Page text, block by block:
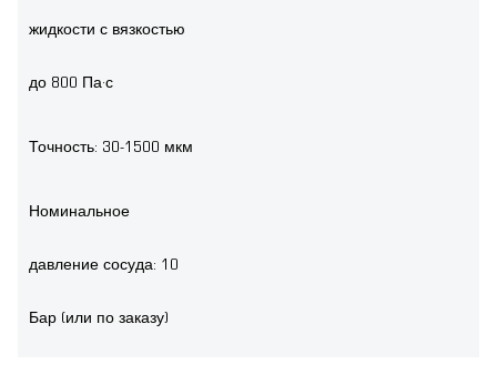
жидкости с вязкостью
до 800 Па·с
Точность: 30-1500 мкм
Номинальное
давление сосуда: 10
Бар (или по заказу)